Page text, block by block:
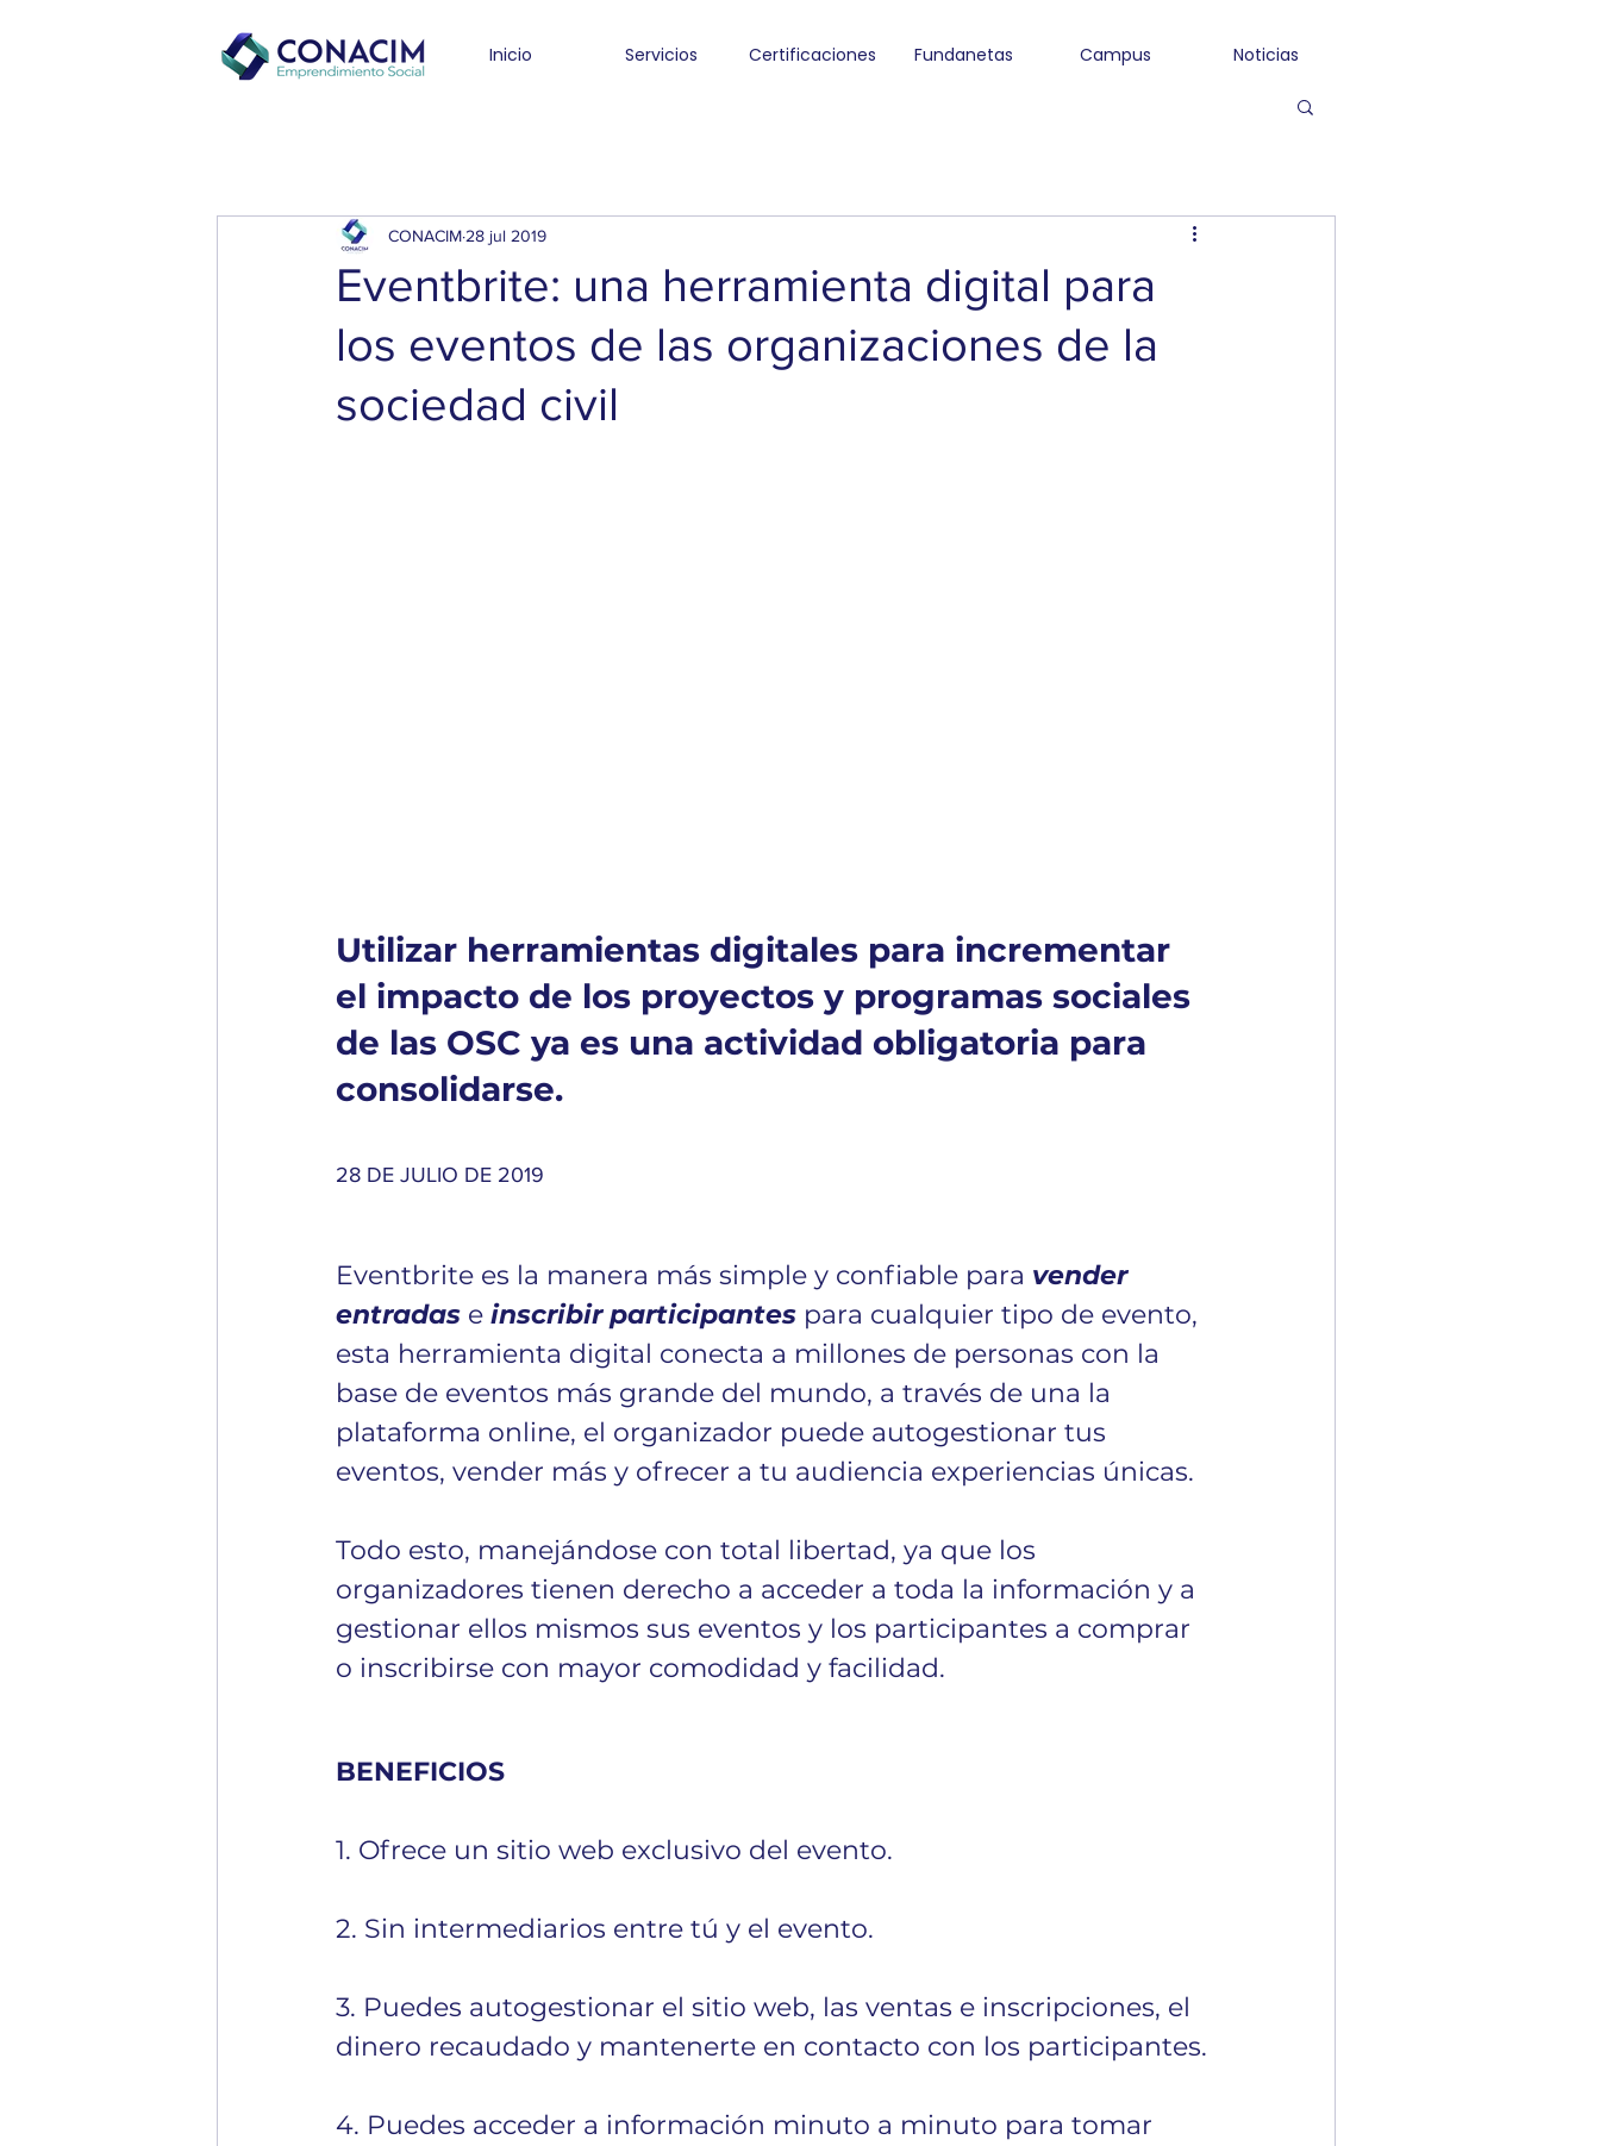
Inicio Servicios Certificaciones Fundanetas Campus Noticias
Eventbrite: una herramienta digital para
los eventos de las organizaciones de la
sociedad civil
CONACIM 28 jul 2019
Utilizar herramientas digitales para incrementar
el impacto de los proyectos y programas sociales
de las OSC ya es una actividad obligatoria para
consolidarse.
28 DE JULIO DE 2019
Eventbrite es la manera más simple y confiable para vender
entradas e inscribir participantes para cualquier tipo de evento,
esta herramienta digital conecta a millones de personas con la
base de eventos más grande del mundo, a través de una la
plataforma online, el organizador puede autogestionar tus
eventos, vender más y ofrecer a tu audiencia experiencias únicas.
Todo esto, manejándose con total libertad, ya que los
organizadores tienen derecho a acceder a toda la información y a
gestionar ellos mismos sus eventos y los participantes a comprar
o inscribirse con mayor comodidad y facilidad.
BENEFICIOS
1. Ofrece un sitio web exclusivo del evento.
2. Sin intermediarios entre tú y el evento.
3. Puedes autogestionar el sitio web, las ventas e inscripciones, el
dinero recaudado y mantenerte en contacto con los participantes.
4. Puedes acceder a información minuto a minuto para tomar